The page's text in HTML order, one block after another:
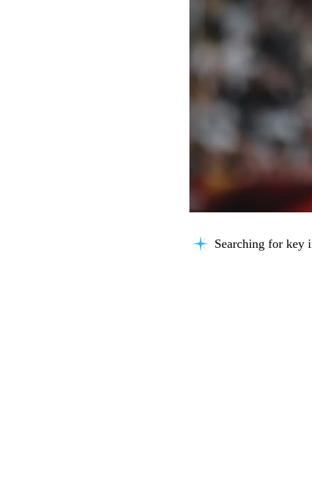
Analyzing